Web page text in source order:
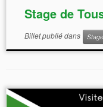
Stage de
Billet publié dans Stage